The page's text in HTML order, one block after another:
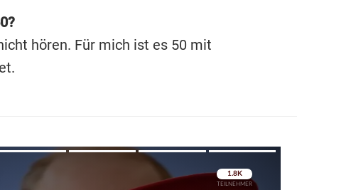
hören. Für mich ist es 50 mit